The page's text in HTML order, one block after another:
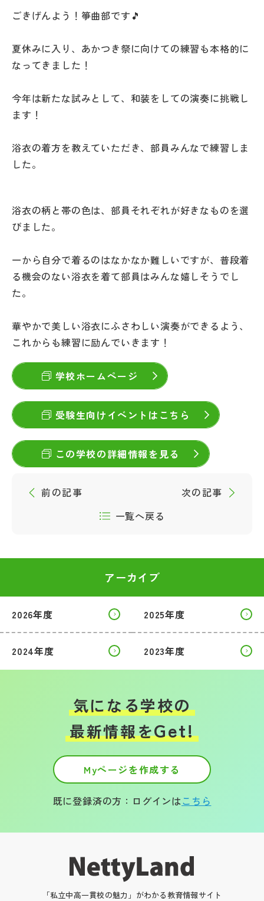
学校HP最新情報
特集
その他
お問い合わせ
サイトマップ
運営会社
ごきげんよう！箏曲部です🎵
夏休みに入り、あかつき祭に向けての練習も本格的に
なってきました！
今年は新たな試みとして、和装をしての演奏に挑戦し
ます！
浴衣の着方を教えていただき、部員みんなで練習しま
した。
浴衣の柄と帯の色は、部員それぞれが好きなものを選
びました。
一から自分で着るのはなかなか難しいですが、普段着
る機会のない浴衣を着て部員はみんな嬉しそうでし
た。
華やかで美しい浴衣にふさわしい演奏ができるよう、
これからも練習に励んでいきます！
学校ホームページ
受験生向けイベントはこちら
この学校の詳細情報を見る
前の記事
一覧へ戻る
次の記事
アーカイブ
2026年度 2025年度
2024年度 2023年度
気になる学校の
最新情報をGet!
Myページを作成する
既に登録済の方：ログインはこちら
「私立中高一貫校の魅力」がわかる教育情報サイト